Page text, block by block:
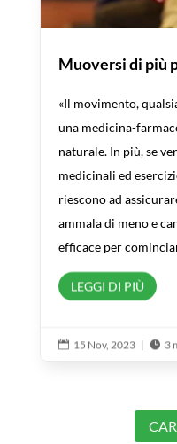
Muoversi di più
«Il movimento,
una medicina-
naturale. In più, se
medicinali ed
riescono ad
ammala di meno e
efficace per
LEGGI DI PIÙ
 15 Nov, 2023 |  3